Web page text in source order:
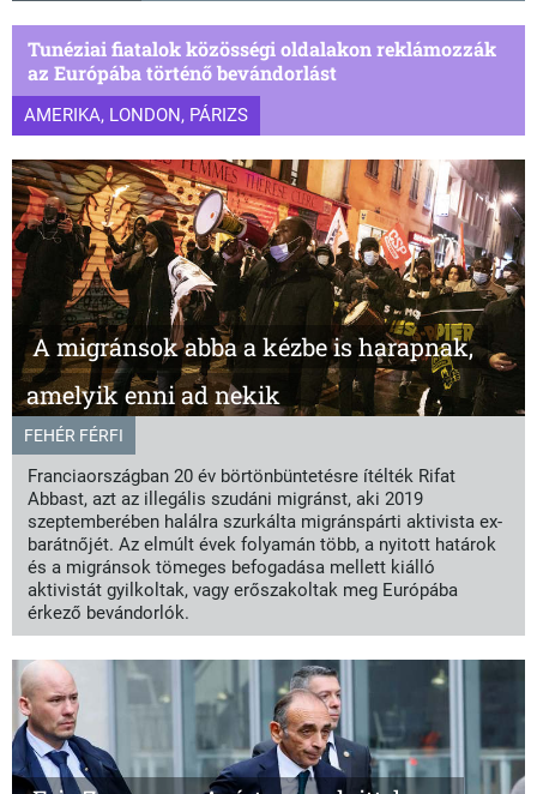
Tunéziai fiatalok közösségi oldalakon reklámozzák
az Európába történő bevándorlást
AMERIKA, LONDON, PÁRIZS
A migránsok abba a kézbe is harapnak,
amelyik enni ad nekik
FEHÉR FÉRFI
Franciaországban 20 év börtönbüntetésre ítélték Rifat
Abbast, azt az illegális szudáni migránst, aki 2019
szeptemberében halálra szurkálta migránspárti aktivista ex-
barátnőjét. Az elmúlt évek folyamán több, a nyitott határok
és a migránsok tömeges befogadása mellett kiálló
aktivistát gyilkoltak, vagy erőszakoltak meg Európába
érkező bevándorlók.